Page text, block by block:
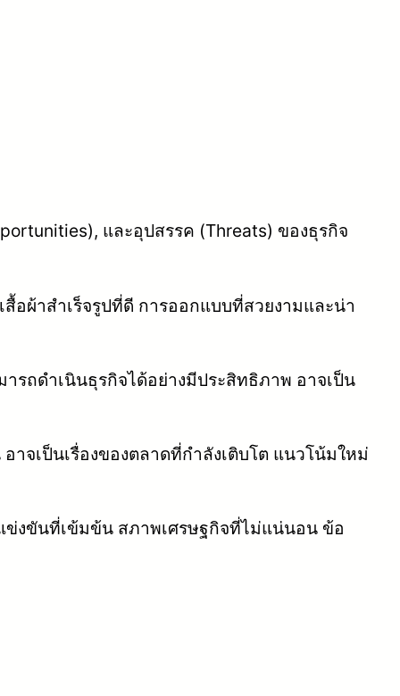
และอุปสรรค (Threats) ของธุรกิจ
อผ้าสำเร็จรูปที่ดี การออกแบบที่สวยงามและน่า
ถดำเนินธุรกิจได้อย่างมีประสิทธิภาพ อาจเป็น
จเป็นเรื่องของตลาดที่กำลังเติบโต แนวโน้มใหม่
ข่งขันที่เข้มข้น สภาพเศรษฐกิจที่ไม่แน่นอน ข้อ